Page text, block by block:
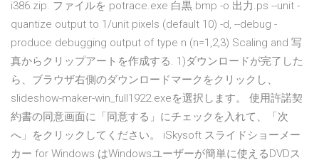
i386.zip. ファイルを potrace.exe 白黒.bmp -o 出力.ps --unit -
quantize output to 1/unit pixels (default 10) -d, --debug -
produce debugging output of type n (n=1,2,3) Scaling and 写
真からクリップアートを作成する. 1)ダウンロードが完了した
ら、ブラウザ右側のダウンロードマークをクリックし、
slideshow-maker-win_full1922.exeを選択します。 使用許諾契
約書の同意画面に「同意する」にチェックを入れて、「次
へ」をクリックしてください。 iSkysoft スライドショーメー
カー for Windows はWindowsユーザーが簡単に使えるDVDス